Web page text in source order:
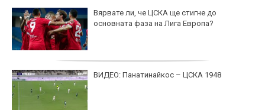
Вярвате ли, че ЦСКА ще стигне до
основната фаза на Лига Европа?
ВИДЕО: Панатинайкос – ЦСКА 1948